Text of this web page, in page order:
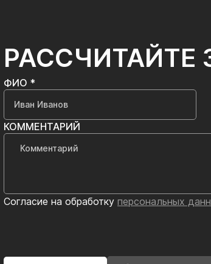
РАССЧИТАЙТЕ
ФИО *
КОММЕНТАРИЙ
Согласие на обработку персональных